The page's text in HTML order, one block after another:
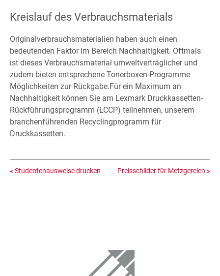
Kreislauf des Verbrauchsmaterials
Originalverbrauchsmaterialien haben auch einen
bedeutenden Faktor im Bereich Nachhaltigkeit. Oftmals
ist dieses Verbrauchsmaterial umweltverträglicher und
zudem bieten entsprechene Tonerboxen-Programme
Möglichkeiten zur Rückgabe.Für ein Maximum an
Nachhaltigkeit können Sie am Lexmark Druckkassetten-
Rückführungsprogramm (LCCP) teilnehmen, unserem
branchenführenden Recyclingprogramm für
Druckkassetten.
« Studentenausweise drucken Preisschilder für Metzgereien »